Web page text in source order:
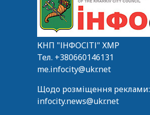
КНП "ІНФОСІТІ" ХМР
Тел. +380660146131
me.infocity@ukr.net
Щодо розміщення реклами:
infocity.news@ukr.net